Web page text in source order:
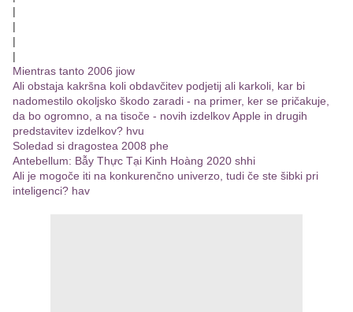
|
|
|
|
Mientras tanto 2006 jiow
Ali obstaja kakršna koli obdavčitev podjetij ali karkoli, kar bi
nadomestilo okoljsko škodo zaradi - na primer, ker se pričakuje,
da bo ogromno, a na tisoče - novih izdelkov Apple in drugih
predstavitev izdelkov? hvu
Soledad si dragostea 2008 phe
Antebellum: Bẫy Thực Tại Kinh Hoàng 2020 shhi
Ali je mogoče iti na konkurenčno univerzo, tudi če ste šibki pri
inteligenci? hav